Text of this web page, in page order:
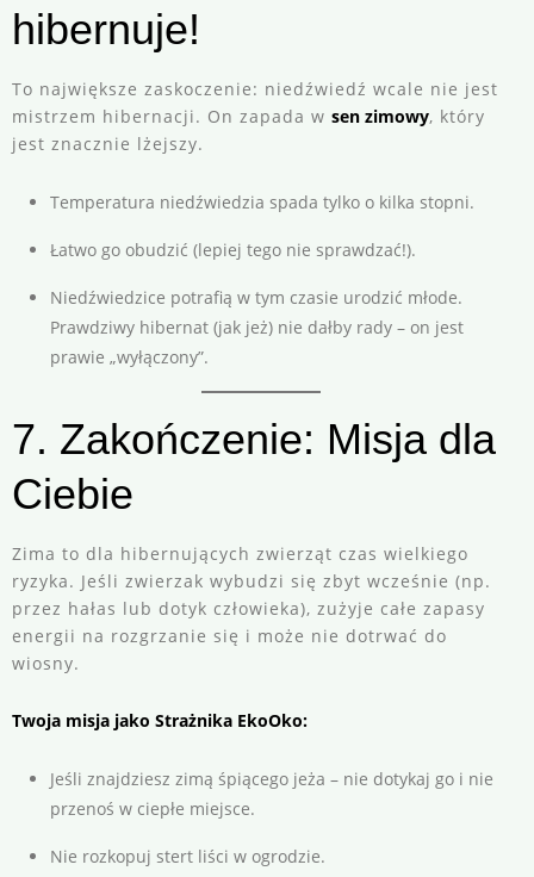
hibernuje!
To największe zaskoczenie: niedźwiedź wcale nie jest
mistrzem hibernacji. On zapada w sen zimowy, który
jest znacznie lżejszy.
Temperatura niedźwiedzia spada tylko o kilka stopni.
Łatwo go obudzić (lepiej tego nie sprawdzać!).
Niedźwiedzice potrafią w tym czasie urodzić młode.
Prawdziwy hibernat (jak jeż) nie dałby rady – on jest
prawie „wyłączony”.
7. Zakończenie: Misja dla
Ciebie
Zima to dla hibernujących zwierząt czas wielkiego
ryzyka. Jeśli zwierzak wybudzi się zbyt wcześnie (np.
przez hałas lub dotyk człowieka), zużyje całe zapasy
energii na rozgrzanie się i może nie dotrwać do
wiosny.
Twoja misja jako Strażnika EkoOko:
Jeśli znajdziesz zimą śpiącego jeża – nie dotykaj go i nie
przenoś w ciepłe miejsce.
Nie rozkopuj stert liści w ogrodzie.